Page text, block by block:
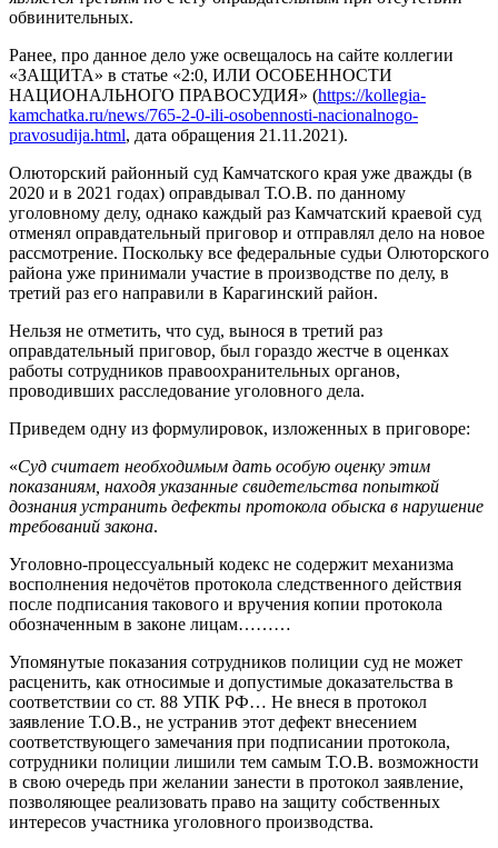
обвинительных.
Ранее, про данное дело уже освещалось на сайте коллегии
«ЗАЩИТА» в статье «2:0, ИЛИ ОСОБЕННОСТИ
НАЦИОНАЛЬНОГО ПРАВОСУДИЯ» (https://kollegia-
kamchatka.ru/news/765-2-0-ili-osobennosti-nacionalnogo-
pravosudija.html, дата обращения 21.11.2021).
Олюторский районный суд Камчатского края уже дважды (в
2020 и в 2021 годах) оправдывал Т.О.В. по данному
уголовному делу, однако каждый раз Камчатский краевой суд
отменял оправдательный приговор и отправлял дело на новое
рассмотрение. Поскольку все федеральные судьи Олюторского
района уже принимали участие в производстве по делу, в
третий раз его направили в Карагинский район.
Нельзя не отметить, что суд, вынося в третий раз
оправдательный приговор, был гораздо жестче в оценках
работы сотрудников правоохранительных органов,
проводивших расследование уголовного дела.
Приведем одну из формулировок, изложенных в приговоре:
«Суд считает необходимым дать особую оценку этим
показаниям, находя указанные свидетельства попыткой
дознания устранить дефекты протокола обыска в нарушение
требований закона.
Уголовно-процессуальный кодекс не содержит механизма
восполнения недочётов протокола следственного действия
после подписания такового и вручения копии протокола
обозначенным в законе лицам………
Упомянутые показания сотрудников полиции суд не может
расценить, как относимые и допустимые доказательства в
соответствии со ст. 88 УПК РФ… Не внеся в протокол
заявление Т.О.В., не устранив этот дефект внесением
соответствующего замечания при подписании протокола,
сотрудники полиции лишили тем самым Т.О.В. возможности
в свою очередь при желании занести в протокол заявление,
позволяющее реализовать право на защиту собственных
интересов участника уголовного производства.